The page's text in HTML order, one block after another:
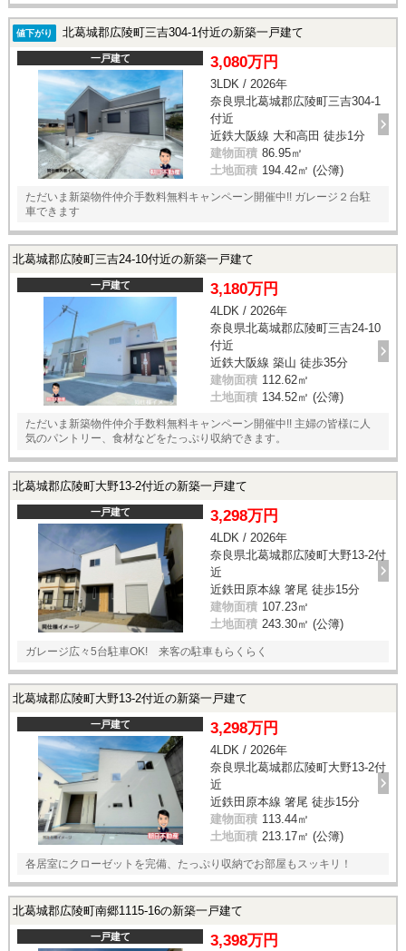
値下がり 北葛城郡広陵町三吉304-1付近の新築一戸建て
一戸建て 3,080万円
3LDK / 2026年
奈良県北葛城郡広陵町三吉304-1
付近
近鉄大阪線 大和高田 徒歩1分
建物面積 86.95㎡
土地面積 194.42㎡ (公簿)
ただいま新築物件仲介手数料無料キャンペーン開催中!! ガレージ２台駐
車できます
北葛城郡広陵町三吉24-10付近の新築一戸建て
一戸建て 3,180万円
4LDK / 2026年
奈良県北葛城郡広陵町三吉24-10
付近
近鉄大阪線 築山 徒歩35分
建物面積 112.62㎡
土地面積 134.52㎡ (公簿)
ただいま新築物件仲介手数料無料キャンペーン開催中!! 主婦の皆様に人
気のパントリー、食材などをたっぷり収納できます。
北葛城郡広陵町大野13-2付近の新築一戸建て
一戸建て 3,298万円
4LDK / 2026年
奈良県北葛城郡広陵町大野13-2付
近
近鉄田原本線 箸尾 徒歩15分
建物面積 107.23㎡
土地面積 243.30㎡ (公簿)
ガレージ広々5台駐車OK! 来客の駐車もらくらく
北葛城郡広陵町大野13-2付近の新築一戸建て
一戸建て 3,298万円
4LDK / 2026年
奈良県北葛城郡広陵町大野13-2付
近
近鉄田原本線 箸尾 徒歩15分
建物面積 113.44㎡
土地面積 213.17㎡ (公簿)
各居室にクローゼットを完備、たっぷり収納でお部屋もスッキリ！
北葛城郡広陵町南郷1115-16の新築一戸建て
一戸建て 3,398万円